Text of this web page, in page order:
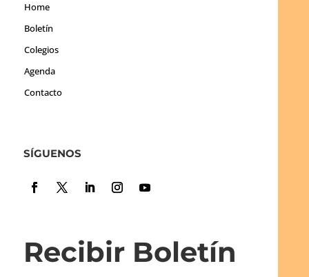
Home
Boletín
Colegios
Agenda
Contacto
SÍGUENOS
Recibir Boletín